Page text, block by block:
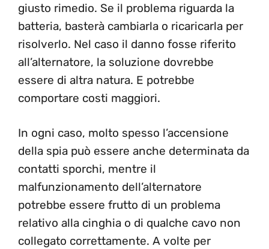
giusto rimedio. Se il problema riguarda la
batteria, basterà cambiarla o ricaricarla per
risolverlo. Nel caso il danno fosse riferito
all’alternatore, la soluzione dovrebbe
essere di altra natura. E potrebbe
comportare costi maggiori.
In ogni caso, molto spesso l’accensione
della spia può essere anche determinata da
contatti sporchi, mentre il
malfunzionamento dell’alternatore
potrebbe essere frutto di un problema
relativo alla cinghia o di qualche cavo non
collegato correttamente. A volte per